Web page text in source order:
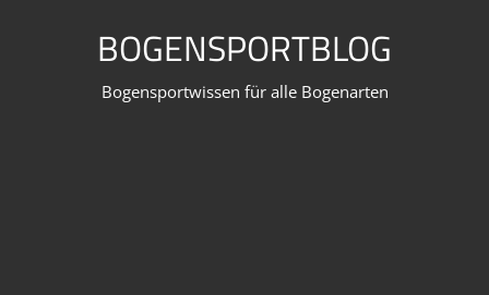
BOGENSPORTBLOG
Bogensportwissen für alle Bogenarten